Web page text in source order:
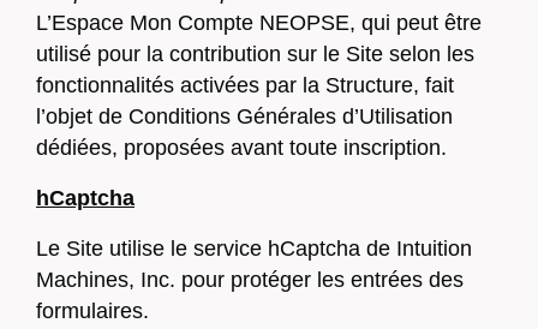
L’Espace Mon Compte NEOPSE, qui peut être
utilisé pour la contribution sur le Site selon les
fonctionnalités activées par la Structure, fait
l’objet de Conditions Générales d’Utilisation
dédiées, proposées avant toute inscription.
hCaptcha
Le Site utilise le service hCaptcha de Intuition
Machines, Inc. pour protéger les entrées des
formulaires.